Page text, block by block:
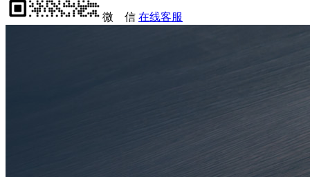
微 信 在线客服